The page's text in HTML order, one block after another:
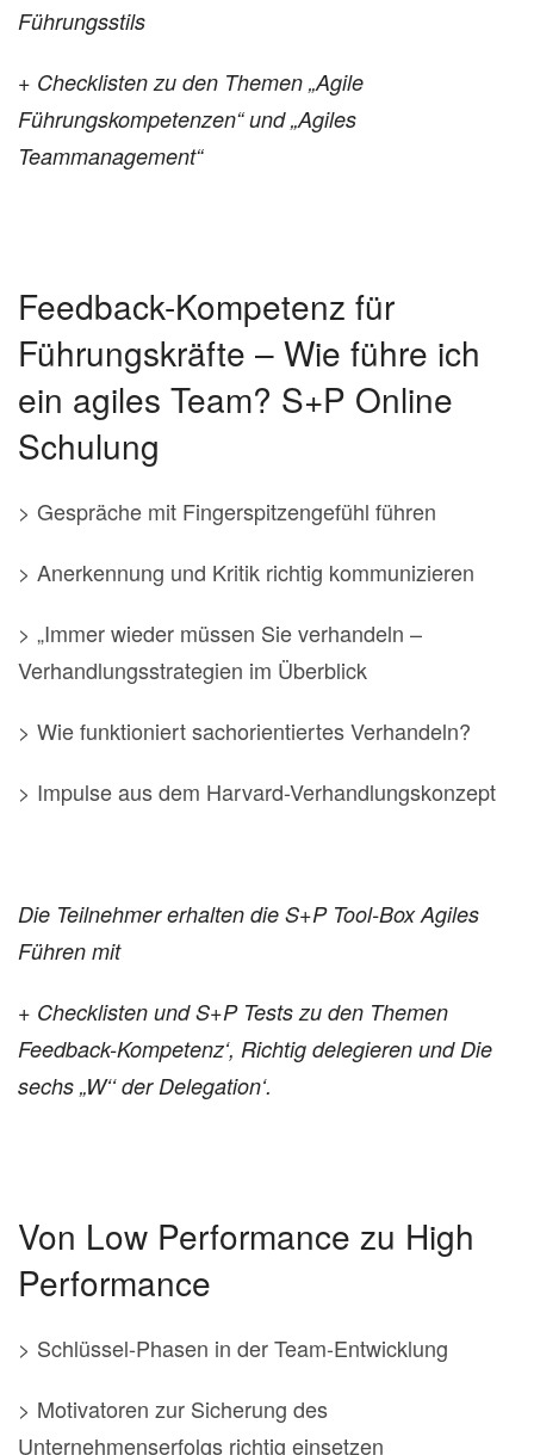
Führungsstils
+ Checklisten zu den Themen „Agile
Führungskompetenzen“ und „Agiles
Teammanagement“
Feedback-Kompetenz für
Führungskräfte – Wie führe ich
ein agiles Team? S+P Online
Schulung
> Gespräche mit Fingerspitzengefühl führen
> Anerkennung und Kritik richtig kommunizieren
> „Immer wieder müssen Sie verhandeln –
Verhandlungsstrategien im Überblick
> Wie funktioniert sachorientiertes Verhandeln?
> Impulse aus dem Harvard-Verhandlungskonzept
Die Teilnehmer erhalten die S+P Tool-Box Agiles
Führen mit
+ Checklisten und S+P Tests zu den Themen
Feedback-Kompetenz‘, Richtig delegieren und Die
sechs „W‘‘ der Delegation‘.
Von Low Performance zu High
Performance
> Schlüssel-Phasen in der Team-Entwicklung
> Motivatoren zur Sicherung des
Unternehmenserfolgs richtig einsetzen